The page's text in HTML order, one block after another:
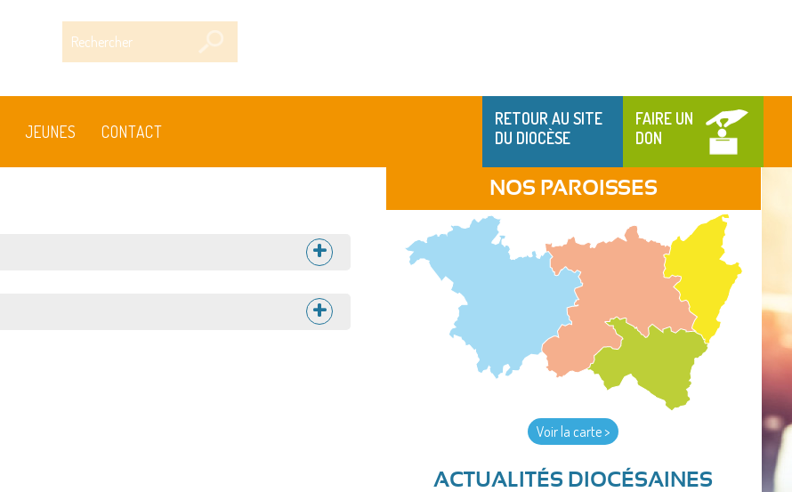
RETOUR AU SITE
DU DIOCÈSE
FAIRE UN
DON
JEUNES CONTACT
NOS PAROISSES
Voir la carte >
ACTUALITÉS DIOCÉSAINES